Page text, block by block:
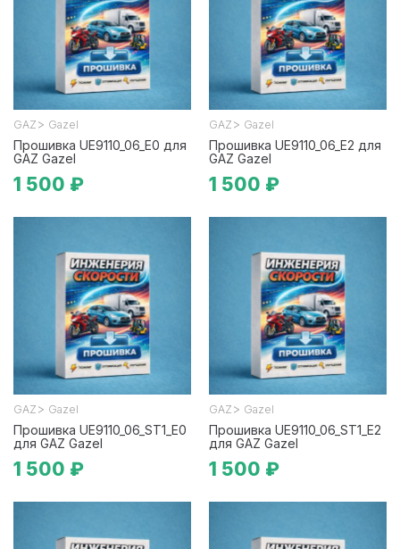
GAZ > Gazel
Прошивка UE9110_06_E0 для
GAZ Gazel
1 500 ₽
GAZ > Gazel
Прошивка UE9110_06_E2 для
GAZ Gazel
1 500 ₽
GAZ > Gazel
Прошивка UE9110_06_ST1_E0
для GAZ Gazel
1 500 ₽
GAZ > Gazel
Прошивка UE9110_06_ST1_E2
для GAZ Gazel
1 500 ₽